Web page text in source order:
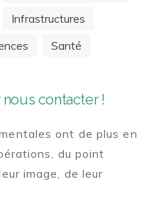
Infrastructures
Santé
contacter !
ont de plus en
du point
image, de leur